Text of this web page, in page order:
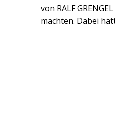
FULMINANTE WM-
von RALF
machten. Dabei